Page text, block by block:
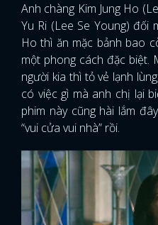
Anh chàng Kim Jung Ho
Yu Ri (Lee Se Young) đối
Ho thì ăn mặc bảnh bao
một phong cách đặc biệt.
người kia thì tỏ vẻ lạnh
có việc gì mà anh chị lại
phim này cũng hài lắm
“vui cửa vui nhà” rồi.